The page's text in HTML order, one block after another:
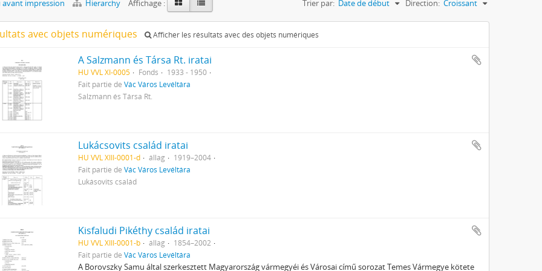
avant impression Hierarchy Affichage : Trier par: Date de début Direction: Croissant
avec objets numériques Afficher les résultats avec des objets numériques
A Salzmann és Társa Rt. iratai
HU VVL XI-0005 Fonds
1933 - 1950
Fait partie deVác Város Levéltára
Salzmann és Társa Rt.
Lukácsovits család iratai
HU VVL XIII-0001-d állag
1919–2004
Fait partie deVác Város Levéltára
Lukásovits család
Kisfaludi Pikéthy család iratai
HU VVL XIII-0001-b állag
1854–2002
Fait partie deVác Város Levéltára
A Borovszky Samu által szerkesztett Magyarország vármegyéi és Városai című sorozat Temes Vármegye kötete